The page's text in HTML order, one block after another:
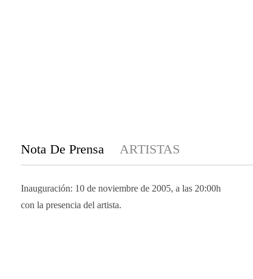
Nota De Prensa ARTISTAS
Inauguración: 10 de noviembre de 2005, a las 20:00h
con la presencia del artista.